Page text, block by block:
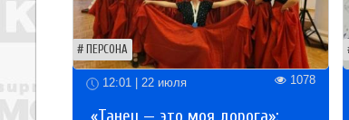
ПЕРСОНА
12:01 | 22 июля 1078
«Танец — это моя дорога»: